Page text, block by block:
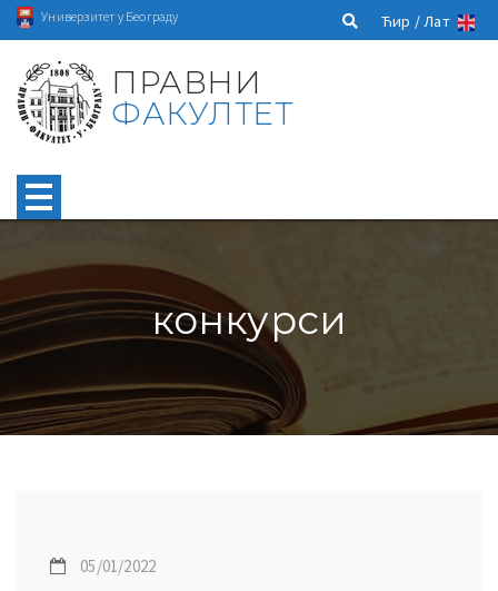
Универзитет у Београду Ћир /Лат
ПРАВНИ
ФАКУЛТЕТ
конкурси
05/01/2022